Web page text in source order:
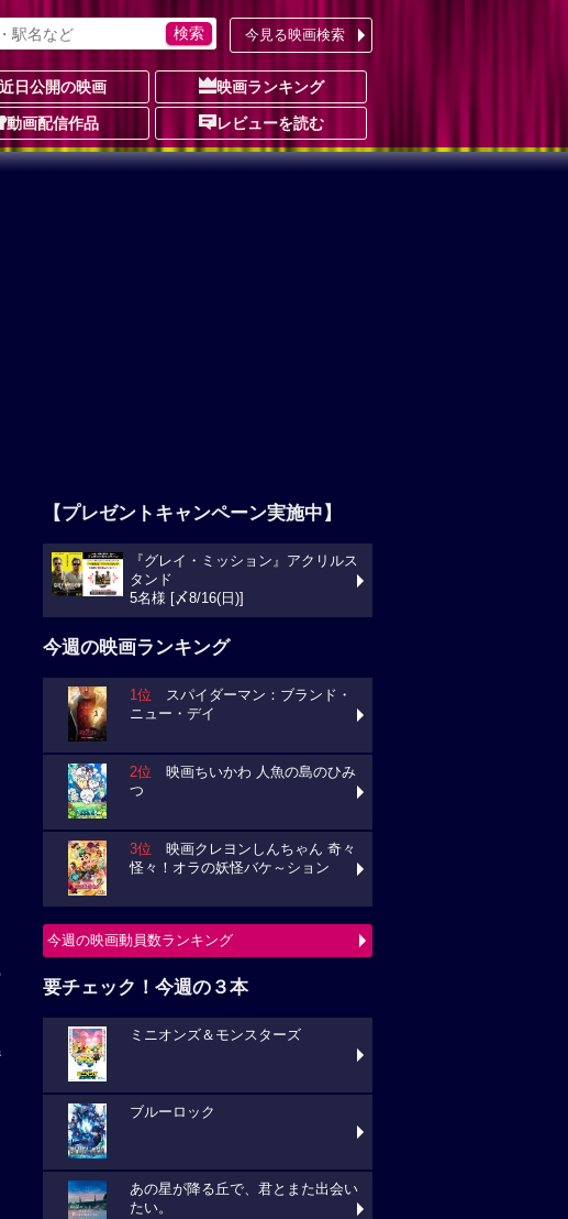
今見る映画検索
近日公開の映画 映画ランキング
動画配信作品 レビューを読む
【プレゼントキャンペーン実施中】
『グレイ・ミッション』アクリルス
タンド
5名様 [〆8/16(日)]
今週の映画ランキング
1位 スパイダーマン：ブランド・
ニュー・デイ
2位 映画ちいかわ 人魚の島のひみ
つ
3位 映画クレヨンしんちゃん 奇々
怪々！オラの妖怪バケ～ション
今週の映画動員数ランキング
要チェック！今週の３本
ミニオンズ＆モンスターズ
ブルーロック
あの星が降る丘で、君とまた出会い
たい。